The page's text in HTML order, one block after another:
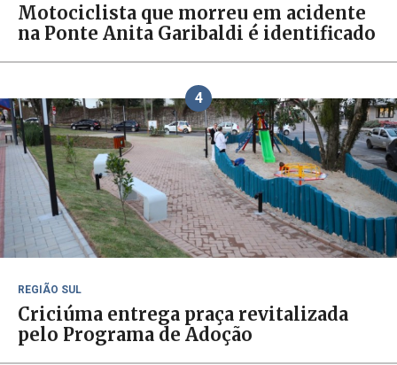
Motociclista que morreu em acidente
na Ponte Anita Garibaldi é identificado
4
REGIÃO SUL
Criciúma entrega praça revitalizada
pelo Programa de Adoção